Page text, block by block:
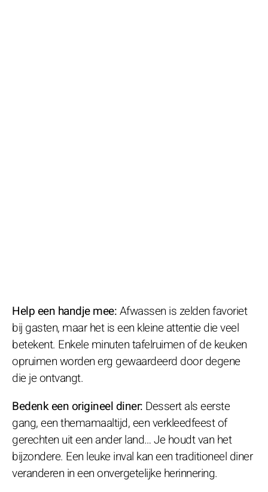
Help een handje mee:Afwassen is zelden favoriet
bij gasten, maar het is een kleine attentie die veel
betekent. Enkele minuten tafelruimen of de keuken
opruimen worden erg gewaardeerd door degene
die je ontvangt.
Bedenk een origineel diner: Dessert als eerste
gang, een themamaaltijd, een verkleedfeest of
gerechten uit een ander land… Je houdt van het
bijzondere. Een leuke inval kan een traditioneel diner
veranderen in een onvergetelijke herinnering.